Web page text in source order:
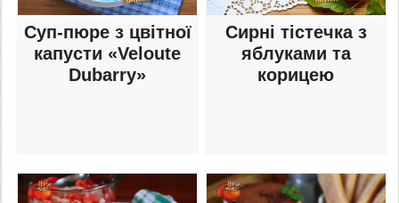
Суп-пюре з цвітної
капусти «Veloute
Dubarry»
Сирні тістечка з
яблуками та
корицею